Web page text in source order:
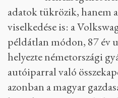
adatok tükrözik, hanem
viselkedése is: a
példátlan módon, 87 év
helyezte németországi
autóiparral való
azonban a magyar